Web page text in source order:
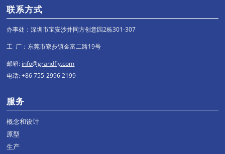
联系方式
办事处：深圳市宝安沙井同方创意园2栋301-307
工 厂：东莞市寮步镇金富二路19号
邮箱: info@grandfly.com
电话: +86 755-2996 2199
服务
概念和设计
原型
生产